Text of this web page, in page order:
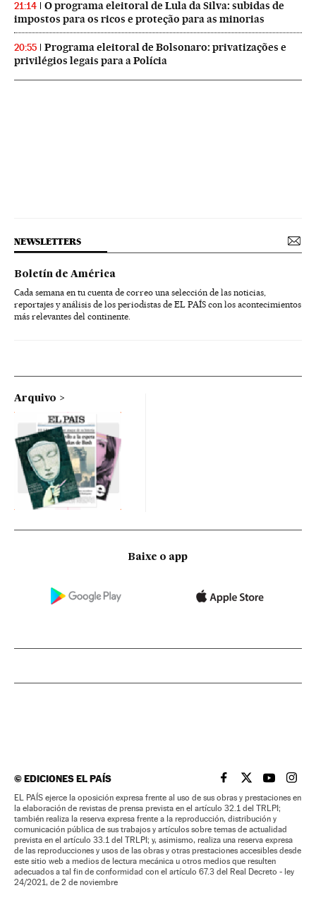
21:14
O programa eleitoral de Lula da Silva: subidas de
impostos para os ricos e proteção para as minorias
20:55
Programa eleitoral de Bolsonaro: privatizações e
privilégios legais para a Polícia
NEWSLETTERS
Boletín de América
Cada semana en tu cuenta de correo una selección de las noticias,
reportajes y análisis de los periodistas de EL PAÍS con los acontecimientos
más relevantes del continente.
Arquivo
Baixe o app
©EDICIONES EL PAÍS EL PAÍS BRASIL EN
EL PAÍSEL PAÍS
EL
EL PAÍS ejerce la oposición expresa frente al uso de sus obras y prestaciones en
la elaboración de revistas de prensa prevista en el artículo 32.1 del TRLPI;
también realiza la reserva expresa frente a la reproducción, distribución y
comunicación pública de sus trabajos y artículos sobre temas de actualidad
prevista en el artículo 33.1 del TRLPI; y, asimismo, realiza una reserva expresa
de las reproducciones y usos de las obras y otras prestaciones accesibles desde
este sitio web a medios de lectura mecánica u otros medios que resulten
adecuados a tal fin de conformidad con el artículo 67.3 del Real Decreto - ley
24/2021, de 2 de noviembre